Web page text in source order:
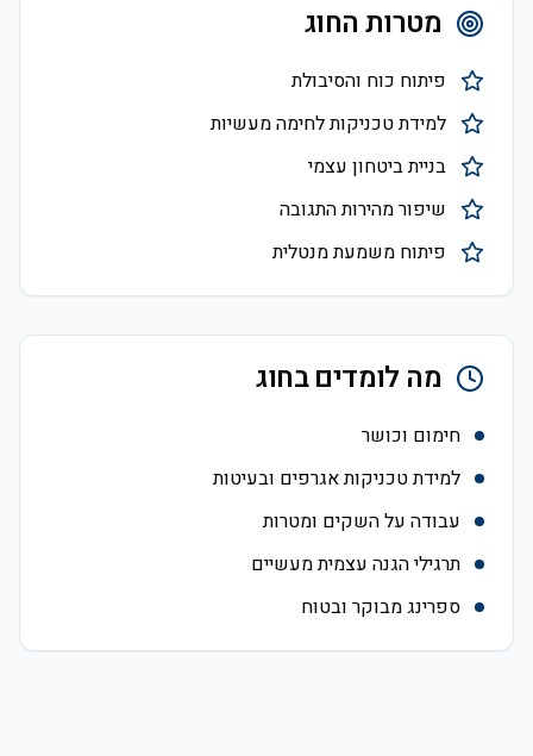
מטרות החוג
פיתוח כוח והסיבולת
למידת טכניקות לחימה מעשיות
בניית ביטחון עצמי
שיפור מהירות התגובה
פיתוח משמעת מנטלית
מה לומדים בחוג
חימום וכושר
למידת טכניקות אגרפים ובעיטות
עבודה על השקים ומטרות
תרגילי הגנה עצמית מעשיים
ספרינג מבוקר ובטוח